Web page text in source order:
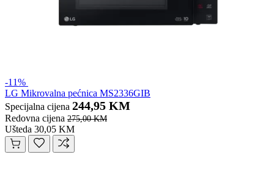
-11%
LG Mikrovalna pećnica MS2336GIB
Specijalna cijena 244,95 KM
Redovna cijena 275,00 KM
Ušteda 30,05 KM